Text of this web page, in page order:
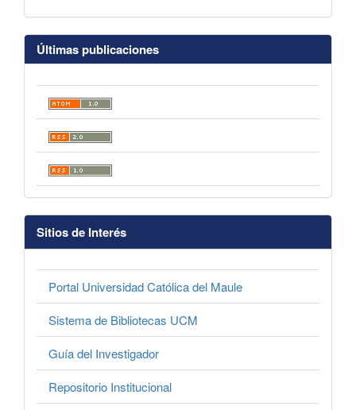
Últimas publicaciones
Sitios de Interés
Portal Universidad Católica del Maule
Sistema de Bibliotecas UCM
Guía del Investigador
Repositorio Institucional